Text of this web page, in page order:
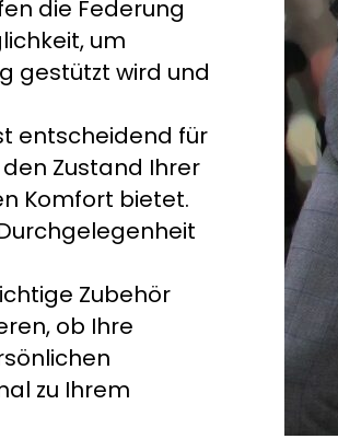
die Federung
um
gestützt wird und
entscheidend für
Zustand Ihrer
Komfort bietet.
Zubehör
ob Ihre
zu Ihrem